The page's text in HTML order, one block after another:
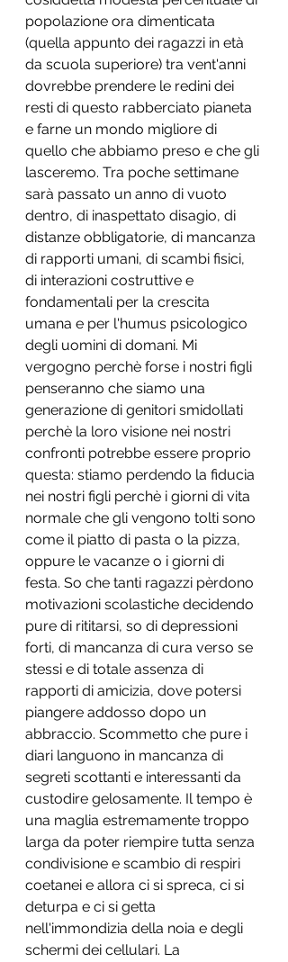
popolazione ora dimenticata
(quella appunto dei ragazzi in età
da scuola superiore) tra vent'anni
dovrebbe prendere le redini dei
resti di questo rabberciato pianeta
e farne un mondo migliore di
quello che abbiamo preso e che gli
lasceremo. Tra poche settimane
sarà passato un anno di vuoto
dentro, di inaspettato disagio, di
distanze obbligatorie, di mancanza
di rapporti umani, di scambi fisici,
di interazioni costruttive e
fondamentali per la crescita
umana e per l'humus psicologico
degli uomini di domani. Mi
vergogno perchè forse i nostri figli
penseranno che siamo una
generazione di genitori smidollati
perchè la loro visione nei nostri
confronti potrebbe essere proprio
questa: stiamo perdendo la fiducia
nei nostri figli perchè i giorni di vita
normale che gli vengono tolti sono
come il piatto di pasta o la pizza,
oppure le vacanze o i giorni di
festa. So che tanti ragazzi pèrdono
motivazioni scolastiche decidendo
pure di rititarsi, so di depressioni
forti, di mancanza di cura verso se
stessi e di totale assenza di
rapporti di amicizia, dove potersi
piangere addosso dopo un
abbraccio. Scommetto che pure i
diari languono in mancanza di
segreti scottanti e interessanti da
custodire gelosamente. Il tempo è
una maglia estremamente troppo
larga da poter riempire tutta senza
condivisione e scambio di respiri
coetanei e allora ci si spreca, ci si
deturpa e ci si getta
nell'immondizia della noia e degli
schermi dei cellulari. La